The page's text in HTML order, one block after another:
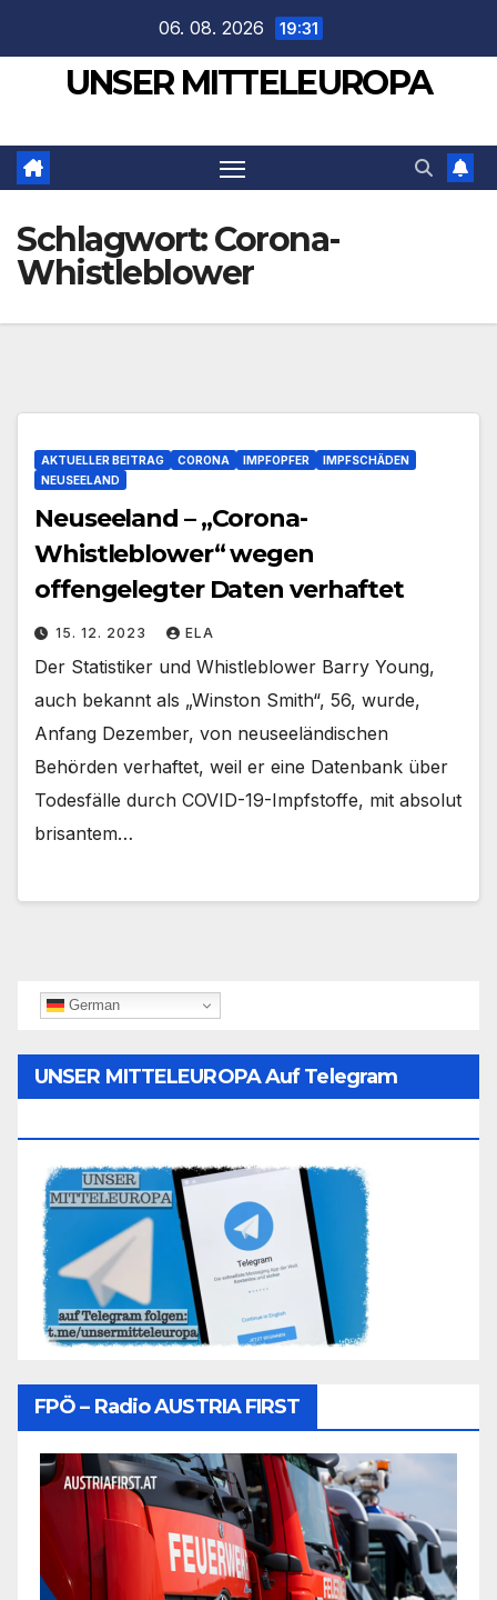
springen
06. 08. 2026 19:31
UNSER MITTELEUROPA
Schlagwort:Corona-
Whistleblower
AKTUELLER BEITRAG CORONA IMPFOPFER
IMPFSCHÄDEN
NEUSEELAND
Neuseeland – „Corona-
Whistleblower“ wegen
offengelegter Daten verhaftet
15. 12. 2023 ELA
Der Statistiker und Whistleblower Barry Young,
auch bekannt als „Winston Smith“, 56, wurde,
Anfang Dezember, von neuseeländischen
Behörden verhaftet, weil er eine Datenbank über
Todesfälle durch COVID-19-Impfstoffe, mit absolut
brisantem…
German
UNSER MITTELEUROPA Auf Telegram
FPÖ – Radio AUSTRIA FIRST